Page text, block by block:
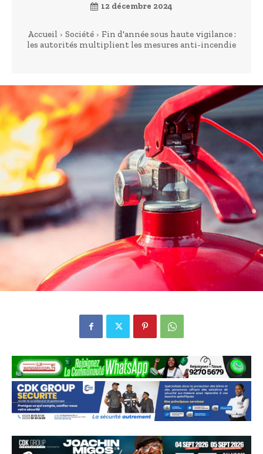
12 décembre 2024
Accueil Société
Fin d'année sous haute vigilance :
les autorités multiplient les mesures anti-incendie